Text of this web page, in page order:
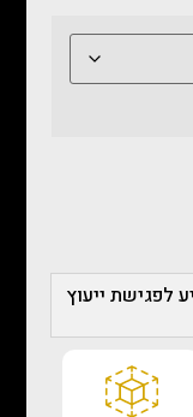
לפגישת ייעוץ